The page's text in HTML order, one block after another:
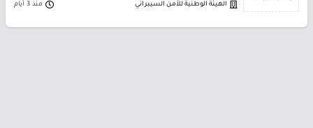
الهيئة الوطنية للأمن السيبراني منذ 3 أيام